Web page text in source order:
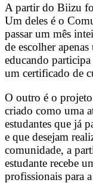
A partir do Biizu
Um deles é o
passar um mês
de escolher
educando
um certificado de
O outro é o
criado como uma
estudantes que já
e que desejam
comunidade, a
estudante recebe
profissionais para